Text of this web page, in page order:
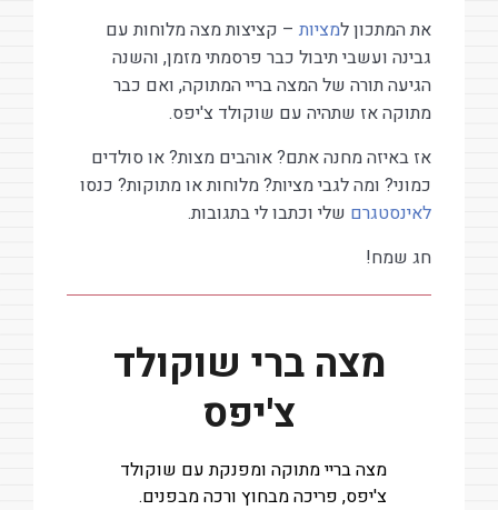
את המתכון למציות – קציצות מצה מלוחות עם
גבינה ועשבי תיבול כבר פרסמתי מזמן, והשנה
הגיעה תורה של המצה בריי המתוקה, ואם כבר
מתוקה אז שתהיה עם שוקולד צ'יפס.
אז באיזה מחנה אתם? אוהבים מצות? או סולדים
כמוני? ומה לגבי מציות? מלוחות או מתוקות? כנסו
לאינסטגרם שלי וכתבו לי בתגובות.
חג שמח!
מצה ברי שוקולד
צ'יפס
מצה בריי מתוקה ומפנקת עם שוקולד
צ'יפס, פריכה מבחוץ ורכה מבפנים.